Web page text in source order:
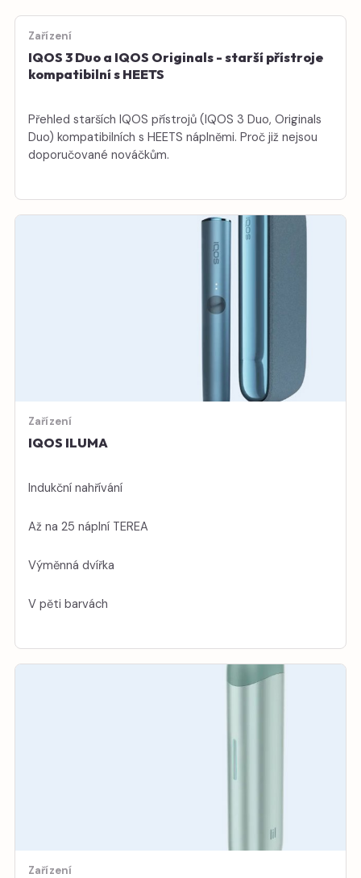
Zařízení
IQOS 3 Duo a IQOS Originals - starší přístroje
kompatibilní s HEETS
Přehled starších IQOS přístrojů (IQOS 3 Duo, Originals
Duo) kompatibilních s HEETS náplněmi. Proč již nejsou
doporučované nováčkům.
Zařízení
IQOS ILUMA
Indukční nahřívání
Až na 25 náplní TEREA
Výměnná dvířka
V pěti barvách
Zařízení